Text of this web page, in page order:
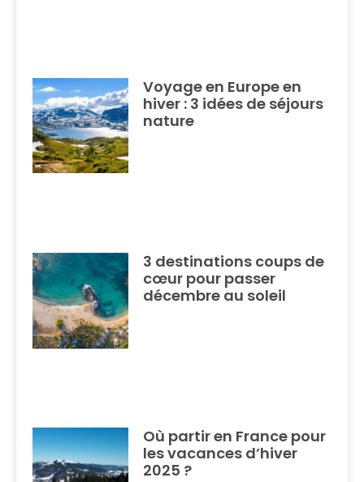
Voyage en Europe en
hiver : 3 idées de séjours
nature
3 destinations coups de
cœur pour passer
décembre au soleil
Où partir en France pour
les vacances d’hiver
2025 ?